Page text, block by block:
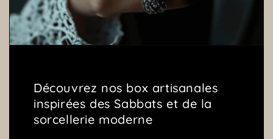
Découvrez nos box artisanales
inspirées des Sabbats et de la
sorcellerie moderne